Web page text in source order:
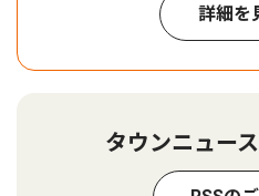
詳細を
タウンニュー